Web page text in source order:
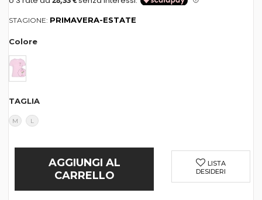
STAGIONE: PRIMAVERA-ESTATE
Colore
TAGLIA
M L
AGGIUNGI AL
CARRELLO
LISTA
DESIDERI